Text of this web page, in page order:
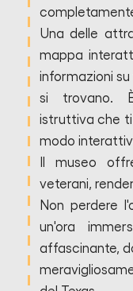
Una delle
mappa
informazioni
si trovano.
istruttiva che ti
modo
Il museo
veterani,
Non perdere
un'ora
affascinante,